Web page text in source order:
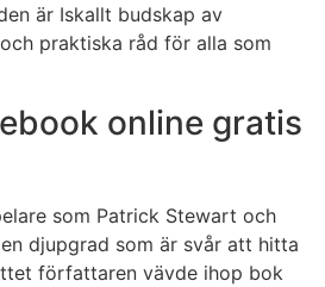
är Iskallt budskap av
praktiska råd för alla som
online gratis
som Patrick Stewart och
djupgrad som är svår att hitta
författaren vävde ihop bok